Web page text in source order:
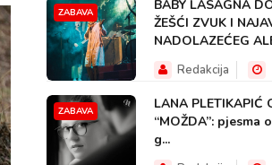
ZABAVA
BABY LASAGNA
ŽEŠĆI ZVUK I
NADOLAZEĆEG
Redakcija
ZABAVA
LANA PLETIKAPIĆ
“MOŽDA”: pjesma
g...